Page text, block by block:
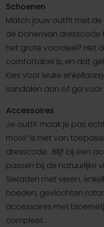
Schoenen
Match jouw outfit met
de bohemian dresscode
het grote voordeel? Het
comfortabel is, en dat
Kies voor leuke
sandalen aan of ga voor
Accessoires
Je outfit maak je pas
more” is niet van
dresscode. Blijf bij een
passen bij de natuurlijke
Sieraden met veren,
hoeden, gevlochten
accessoires met
compleet.